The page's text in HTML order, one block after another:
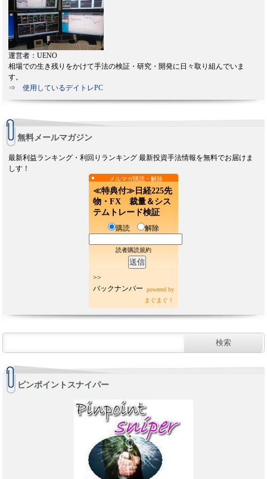
運営者：UENO
相場での生き残りをかけて手法の検証・研究・開発に日々取り組んでいま
す。
⇒ 使用しているデイトレPC
無料メールマガジン
最新利益ランキング・利回りランキング 最新投資手法情報を無料でお届けま
しす！
メルマガ購読・解除
≪特典付≫日経225先
物・FX 裁量＆シス
テムトレード検証
購読 解除
読者購読規約
>>
バックナンバー
powered by
まぐまぐ！
ピンポイントスナイパー